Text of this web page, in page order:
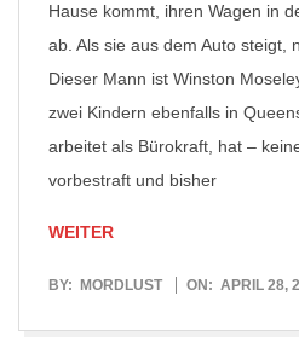
Hause kommt, ihren Wagen in
ab. Als sie aus dem Auto steigt,
Dieser Mann ist Winston
zwei Kindern ebenfalls in
arbeitet als Bürokraft, hat –
vorbestraft und bisher
WEITER
2017-
BY: MORDLUST ON: APRIL 28,